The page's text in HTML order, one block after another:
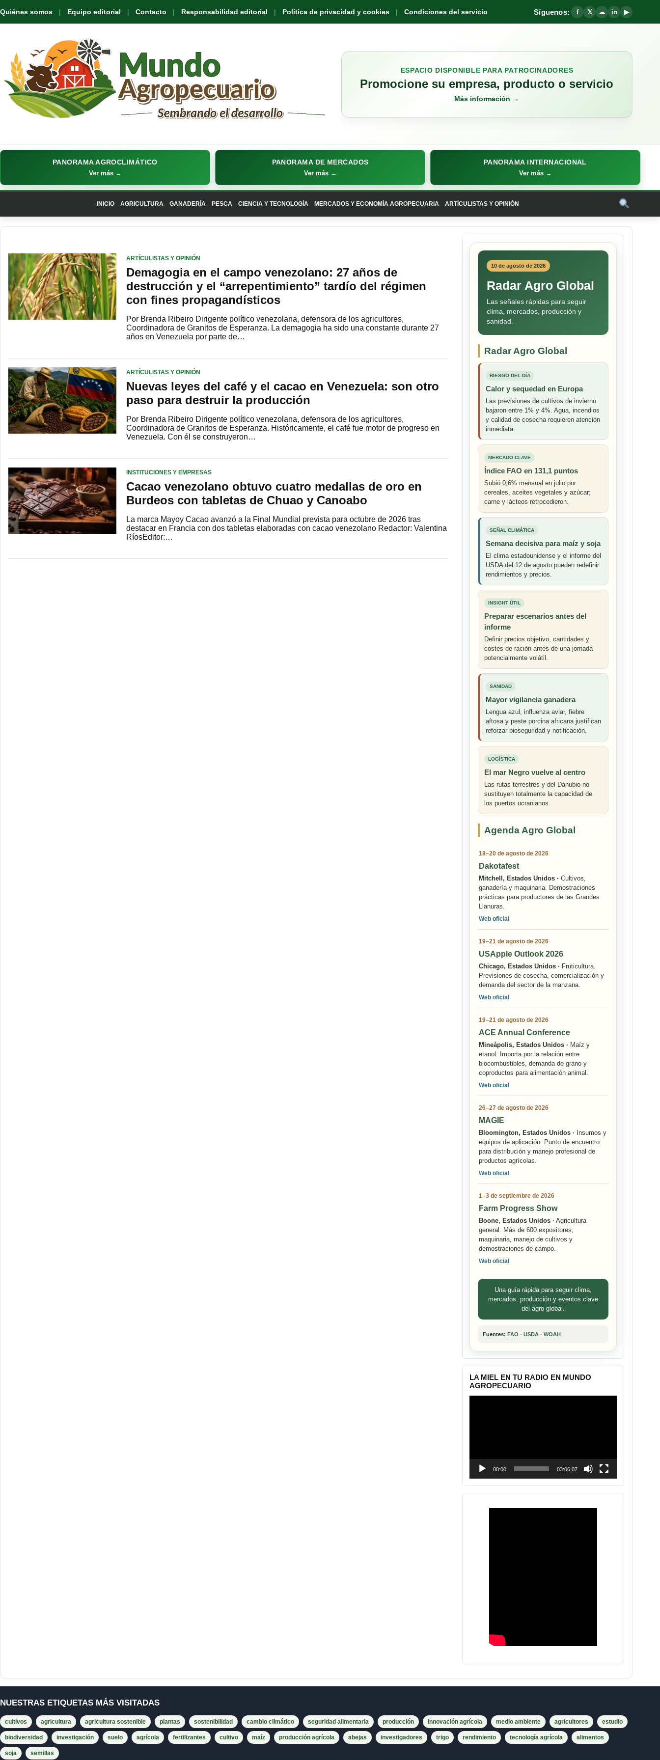
Quiénes somos Equipo editorial Contacto Responsabilidad editorial Política de privacidad y cookies Condiciones del servicio Síguenos: f 𝕏 ☁ in ▶
ESPACIO DISPONIBLE PARA PATROCINADORES
Promocione su empresa, producto o servicio
Más información →
PANORAMA AGROCLIMÁTICO
Ver más →
PANORAMA DE MERCADOS
Ver más →
PANORAMA INTERNACIONAL
Ver más →
INICIO AGRICULTURA GANADERÍA PESCA CIENCIA Y TECNOLOGÍA MERCADOS Y ECONOMÍA AGROPECUARIA ARTÍCULISTAS Y OPINIÓN
ARTÍCULISTAS Y OPINIÓN
Demagogia en el campo venezolano: 27 años de
destrucción y el “arrepentimiento” tardío del régimen
con fines propagandísticos
Por Brenda Ribeiro Dirigente político venezolana, defensora de los agricultores,
Coordinadora de Granitos de Esperanza. La demagogia ha sido una constante durante 27
años en Venezuela por parte de…
ARTÍCULISTAS Y OPINIÓN
Nuevas leyes del café y el cacao en Venezuela: son otro
paso para destruir la producción
Por Brenda Ribeiro Dirigente político venezolana, defensora de los agricultores,
Coordinadora de Granitos de Esperanza. Históricamente, el café fue motor de progreso en
Venezuela. Con él se construyeron…
INSTITUCIONES Y EMPRESAS
Cacao venezolano obtuvo cuatro medallas de oro en
Burdeos con tabletas de Chuao y Canoabo
La marca Mayoy Cacao avanzó a la Final Mundial prevista para octubre de 2026 tras
destacar en Francia con dos tabletas elaboradas con cacao venezolano Redactor: Valentina
RíosEditor:…
10 de agosto de 2026
Radar Agro Global
Las señales rápidas para seguir
clima, mercados, producción y
sanidad.
Radar Agro Global
RIESGO DEL DÍA
Calor y sequedad en Europa
Las previsiones de cultivos de invierno
bajaron entre 1% y 4%. Agua, incendios
y calidad de cosecha requieren atención
inmediata.
MERCADO CLAVE
Índice FAO en 131,1 puntos
Subió 0,6% mensual en julio por
cereales, aceites vegetales y azúcar;
carne y lácteos retrocedieron.
SEÑAL CLIMÁTICA
Semana decisiva para maíz y soja
El clima estadounidense y el informe del
USDA del 12 de agosto pueden redefinir
rendimientos y precios.
INSIGHT ÚTIL
Preparar escenarios antes del
informe
Definir precios objetivo, cantidades y
costes de ración antes de una jornada
potencialmente volátil.
SANIDAD
Mayor vigilancia ganadera
Lengua azul, influenza aviar, fiebre
aftosa y peste porcina africana justifican
reforzar bioseguridad y notificación.
LOGÍSTICA
El mar Negro vuelve al centro
Las rutas terrestres y del Danubio no
sustituyen totalmente la capacidad de
los puertos ucranianos.
Agenda Agro Global
18–20 de agosto de 2026
Dakotafest
Mitchell, Estados Unidos · Cultivos,
ganadería y maquinaria. Demostraciones
prácticas para productores de las Grandes
Llanuras.
Web oficial
19–21 de agosto de 2026
USApple Outlook 2026
Chicago, Estados Unidos · Fruticultura.
Previsiones de cosecha, comercialización y
demanda del sector de la manzana.
Web oficial
19–21 de agosto de 2026
ACE Annual Conference
Mineápolis, Estados Unidos · Maíz y
etanol. Importa por la relación entre
biocombustibles, demanda de grano y
coproductos para alimentación animal.
Web oficial
26–27 de agosto de 2026
MAGIE
Bloomington, Estados Unidos · Insumos y
equipos de aplicación. Punto de encuentro
para distribución y manejo profesional de
productos agrícolas.
Web oficial
1–3 de septiembre de 2026
Farm Progress Show
Boone, Estados Unidos · Agricultura
general. Más de 600 expositores,
maquinaria, manejo de cultivos y
demostraciones de campo.
Web oficial
Una guía rápida para seguir clima,
mercados, producción y eventos clave
del agro global.
Fuentes: FAO · USDA · WOAH
LA MIEL EN TU RADIO EN MUNDO
AGROPECUARIO
00:00 03:06:07
NUESTRAS ETIQUETAS MÁS VISITADAS
cultivos agricultura agricultura sostenible plantas sostenibilidad cambio climático seguridad alimentaria producción innovación agrícola medio ambiente agricultores estudio
biodiversidad investigación suelo agrícola fertilizantes cultivo maíz producción agrícola abejas investigadores trigo rendimiento tecnología agrícola alimentos
soja semillas